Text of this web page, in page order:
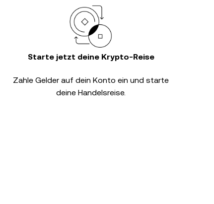
Starte jetzt deine Krypto-Reise
Zahle Gelder auf dein Konto ein und starte
deine Handelsreise.